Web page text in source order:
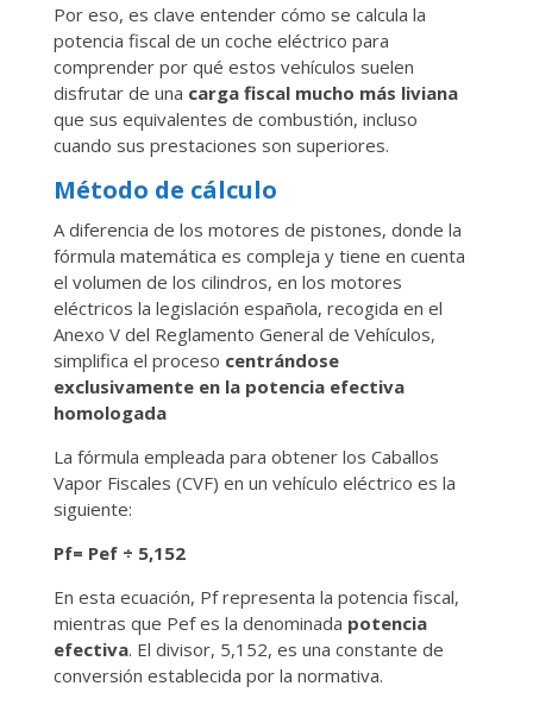
Por eso, es clave entender cómo se calcula la
potencia fiscal de un coche eléctrico para
comprender por qué estos vehículos suelen
disfrutar de una carga fiscal mucho más liviana
que sus equivalentes de combustión, incluso
cuando sus prestaciones son superiores.
Método de cálculo
A diferencia de los motores de pistones, donde la
fórmula matemática es compleja y tiene en cuenta
el volumen de los cilindros, en los motores
eléctricos la legislación española, recogida en el
Anexo V del Reglamento General de Vehículos,
simplifica el proceso centrándose
exclusivamente en la potencia efectiva
homologada
La fórmula empleada para obtener los Caballos
Vapor Fiscales (CVF) en un vehículo eléctrico es la
siguiente:
Pf​= Pef ÷ 5,152
En esta ecuación, Pf​ representa la potencia fiscal,
mientras que Pef​ es la denominada potencia
efectiva. El divisor, 5,152, es una constante de
conversión establecida por la normativa.